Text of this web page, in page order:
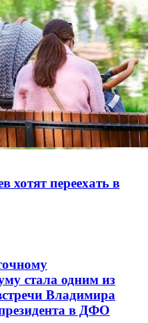
хотят переехать в
стала одним из
Владимира
в ДФО